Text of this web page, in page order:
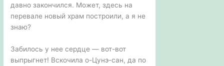
давно закончился. Может, здесь на
перевале новый храм построили, а я не
знаю?
Забилось у нее сердце — вот-вот
выпрыгнет! Вскочила о-Цунэ-сан, да по